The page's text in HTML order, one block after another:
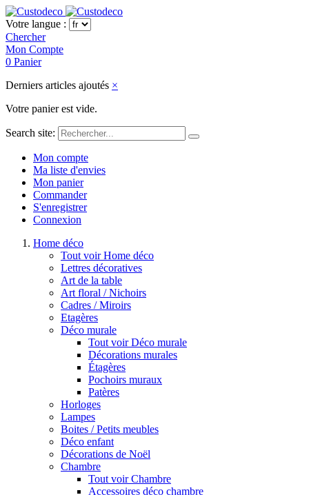
Votre langue :
Chercher
Mon Compte
0 Panier
Derniers articles ajoutés ×
Votre panier est vide.
Search site:
Mon compte
Ma liste d'envies
Mon panier
Commander
S'enregistrer
Connexion
Home déco
Tout voir Home déco
Lettres décoratives
Art de la table
Art floral / Nichoirs
Cadres / Miroirs
Etagères
Déco murale
Tout voir Déco murale
Décorations murales
Étagères
Pochoirs muraux
Patères
Horloges
Lampes
Boites / Petits meubles
Déco enfant
Décorations de Noël
Chambre
Tout voir Chambre
Accessoires déco chambre